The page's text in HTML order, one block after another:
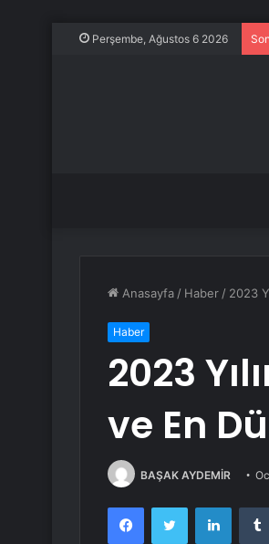
Perşembe, Ağustos 6 2026
Anasayfa / Haber / 2023
Haber
2023
ve En
BAŞAK AYDEMİR
FacebookTwitter